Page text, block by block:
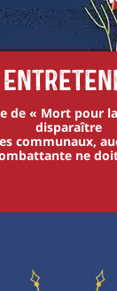
de « Mort pour
disparaître
communaux,
ne